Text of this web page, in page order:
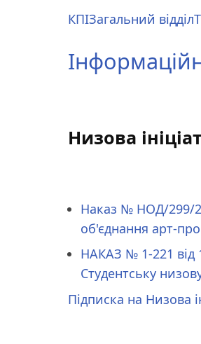
menu
КПІЗагальний відділ
Низова
Наказ № НОД/299/25
об'єднання арт-
НАКАЗ № 1-221 від
Студентську
Підписка на Низова